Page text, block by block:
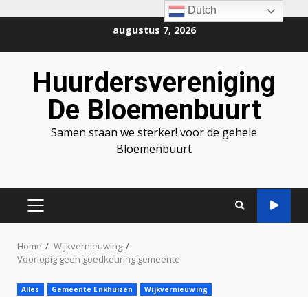
inhoud
augustus 7, 2026
Huurdersvereniging
De Bloemenbuurt
Samen staan we sterker! voor de gehele
Bloemenbuurt
PRIMAIR
Home
Wijkvernieuwing
Voorlopig geen goedkeuring gemeente
Alles Gemeente Enkhuizen Wijkvernieuwing
Dutch